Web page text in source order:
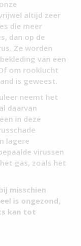
altijd zeer
die meer
dan op de
Ze worden
van een
om rooklucht
is geweest.
neemt het
daarvan
in deze
lagere
virussen
gas, zoals het
misschien
is ongezond,
kan tot